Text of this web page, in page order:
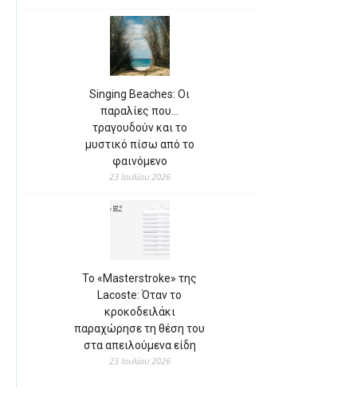
Singing Beaches: Οι
παραλίες που…
τραγουδούν και το
μυστικό πίσω από το
φαινόμενο
23 Ιουλίου 2026
Το «Masterstroke» της
Lacoste: Όταν το
κροκοδειλάκι
παραχώρησε τη θέση του
στα απειλούμενα είδη
23 Ιουλίου 2026